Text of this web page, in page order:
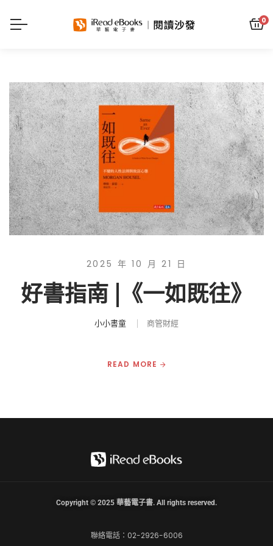
0
2025 年 10 月 21 日
好書指南 |《一如既往》
小小書童 商管財經
READ MORE
聯絡電話：02-2926-6006
Copyright © 2025 華藝電子書. All rights reserved.